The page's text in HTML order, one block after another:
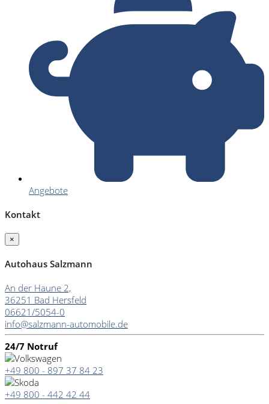
Angebote
Kontakt
×
Autohaus Salzmann
An der Haune 2,
36251 Bad Hersfeld
06621/5054-0
info@salzmann-automobile.de
24/7 Notruf
+49 800 - 897 37 84 23
+49 800 - 442 42 44